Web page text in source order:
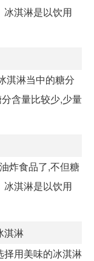
冰淇淋是以饮用
淇淋当中的糖分
含量比较少,少量
炸食品了,不但糖
冰淇淋是以饮用
淇淋
择用美味的冰淇淋